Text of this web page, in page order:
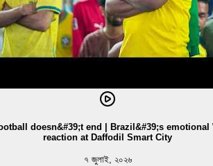
doesn&#39;t end | Brazil&#39;s emotional
reaction at Daffodil Smart City
৭ জুলাই, ২০২৬